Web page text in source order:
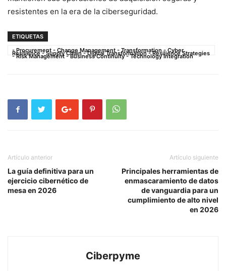
resistentes‌ en la era de la ⁤ciberseguridad.
ETIQUETAS
- Procurement - Change Management - Transformation - Cyber
Resilience - Supply Chain - Digital Transformation - Resilience Strategies
- Risk Management - Business Continuity - Technology Integration
Artículo anterior
La guía definitiva para un
ejercicio cibernético de
mesa en 2026
Artículo siguiente
Principales herramientas de
enmascaramiento de datos
de vanguardia para un
cumplimiento de alto nivel
en 2026
Ciberpyme